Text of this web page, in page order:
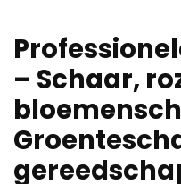
– Schaar,